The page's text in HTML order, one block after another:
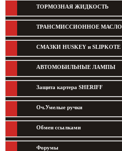
ТОРМОЗНАЯ ЖИДКОСТЬ
ТРАНСМИССИОННОЕ МАСЛО
СМАЗКИ HUSKEY и SLIPKOTE
АВТОМОБИЛЬНЫЕ ЛАМПЫ
Защита картера SHERIFF
Оч.Умелые ручки
Обмен ссылками
Форумы